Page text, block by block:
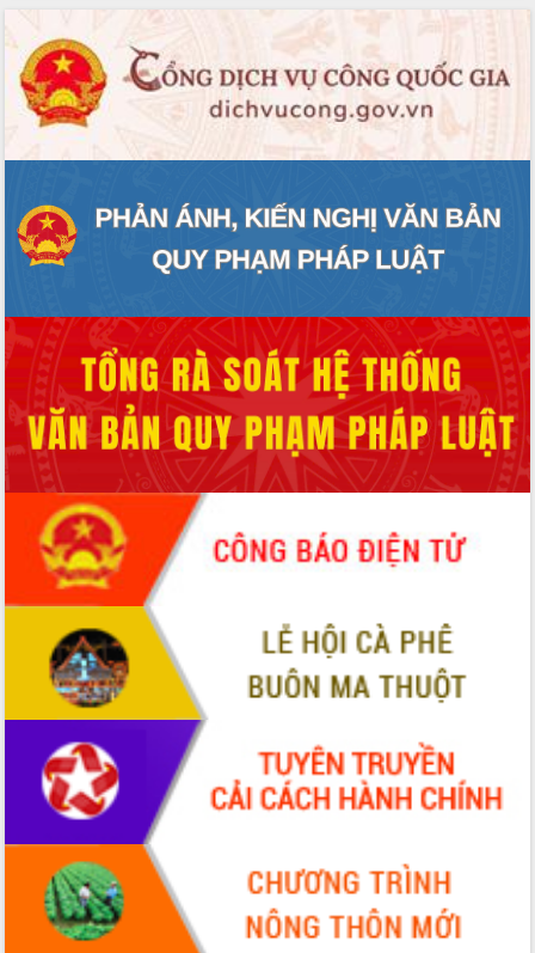
VĂN BẢN HĐND TỈNH
ĐIỂM TIN VĂN BẢN
VIDEO
Không có file video nào để phát.
ALBUM ẢNH